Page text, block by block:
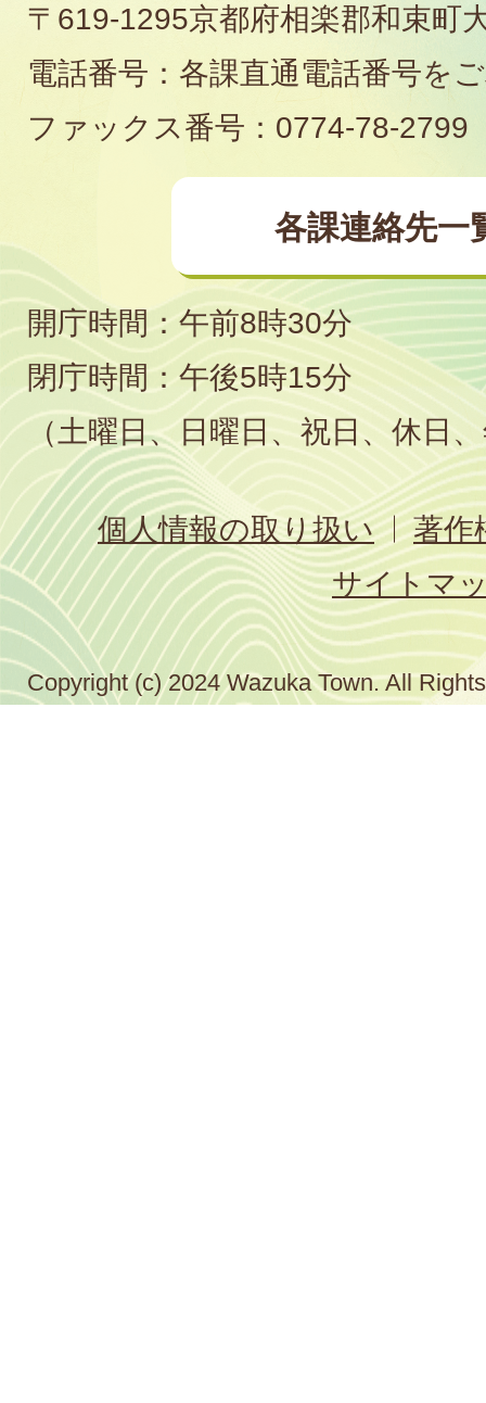
役
場
〒619-1295京都府相楽郡和束町
電話番号：各課直通電話番号を
ファックス番号：0774-78-2799
各課連絡先一
開庁時間：午前8時30分
閉庁時間：午後5時15分
（土曜日、日曜日、祝日、休日
個人情報の取り扱い
著作
サイトマ
Copyright (c) 2024 Wazuka Town. All